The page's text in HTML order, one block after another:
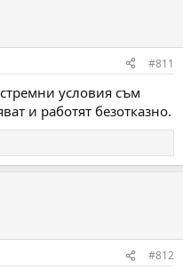
#811
условия съм
и работят безотказно.
#812